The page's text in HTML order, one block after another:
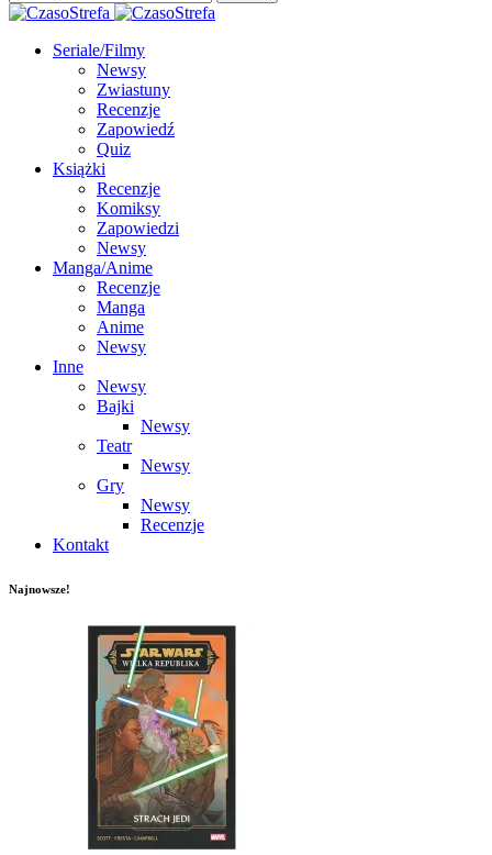
Seriale/Filmy
Newsy
Zwiastuny
Recenzje
Zapowiedź
Quiz
Książki
Recenzje
Komiksy
Zapowiedzi
Newsy
Manga/Anime
Recenzje
Manga
Anime
Newsy
Inne
Newsy
Bajki
Newsy
Teatr
Newsy
Gry
Newsy
Recenzje
Kontakt
Najnowsze!